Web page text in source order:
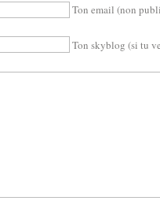
Ton email (non
Ton skyblog (si tu